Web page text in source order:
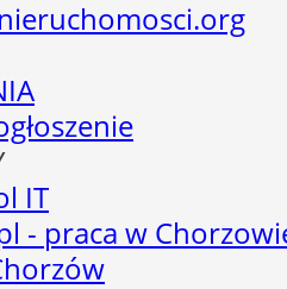
IT
- praca w